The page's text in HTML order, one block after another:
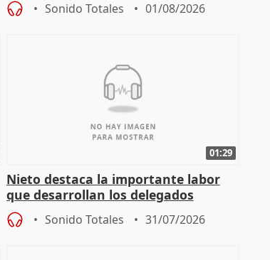
Sonido Totales 01/08/2026
01:29
Nieto destaca la importante labor
que desarrollan los delegados
territoriales de la Junta
Sonido Totales 31/07/2026